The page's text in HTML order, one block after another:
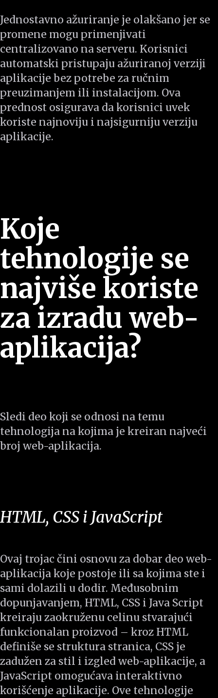
Jednostavno ažuriranje je olakšano jer se
promene mogu primenjivati
centralizovano na serveru. Korisnici
automatski pristupaju ažuriranoj verziji
aplikacije bez potrebe za ručnim
preuzimanjem ili instalacijom. Ova
prednost osigurava da korisnici uvek
koriste najnoviju i najsigurniju verziju
aplikacije.
Koje
tehnologije se
najviše koriste
za izradu web-
aplikacija?
Sledi deo koji se odnosi na temu
tehnologija na kojima je kreiran najveći
broj web-aplikacija.
HTML, CSS i JavaScript
Ovaj trojac čini osnovu za dobar deo web-
aplikacija koje postoje ili sa kojima ste i
sami dolazili u dodir. Međusobnim
dopunjavanjem, HTML, CSS i Java Script
kreiraju zaokruženu celinu stvarajući
funkcionalan proizvod – kroz HTML
definiše se struktura stranica, CSS je
zadužen za stil i izgled web-aplikacije, a
JavaScript omogućava interaktivno
korišćenje aplikacije. Ove tehnologije